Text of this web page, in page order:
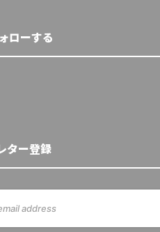
ローする
ター登録